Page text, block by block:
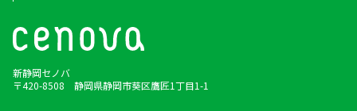
新静岡セノバ
〒420-8508 静岡県静岡市葵区鷹匠1丁目1-1